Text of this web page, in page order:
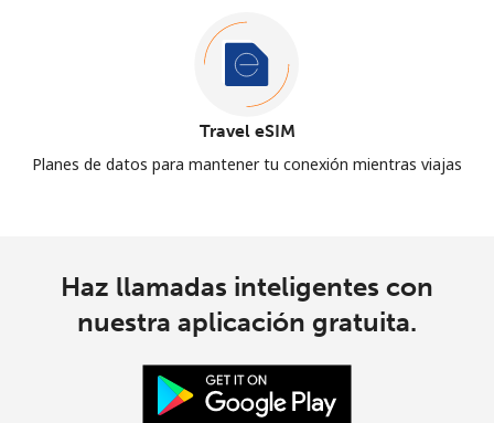
Travel eSIM
Planes de datos para mantener tu conexión mientras viajas
Haz llamadas inteligentes con
nuestra aplicación gratuita.